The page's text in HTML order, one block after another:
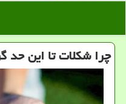
چرا شکلات تا این حد